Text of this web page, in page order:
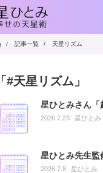
/ 記事一覧 / 天星リズム
「#天星リズム」
星ひとみさん「
2026.7.23 星ひとみ
星ひとみ先生監
2026.7.8 星ひとみ